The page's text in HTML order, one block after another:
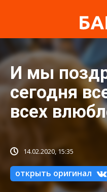
И мы
сегодня
всех
14.02.2020, 15:35
открыть оригинал